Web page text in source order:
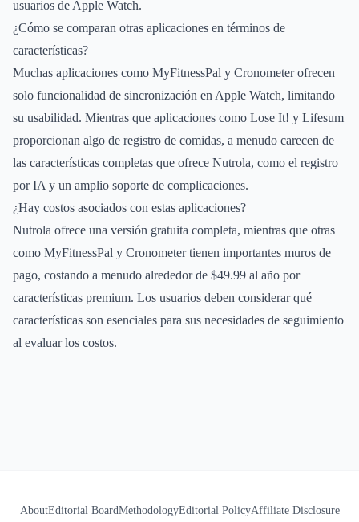
usuarios de Apple Watch.
¿Cómo se comparan otras aplicaciones en términos de
características?
Muchas aplicaciones como MyFitnessPal y Cronometer ofrecen
solo funcionalidad de sincronización en Apple Watch, limitando
su usabilidad. Mientras que aplicaciones como Lose It! y Lifesum
proporcionan algo de registro de comidas, a menudo carecen de
las características completas que ofrece Nutrola, como el registro
por IA y un amplio soporte de complicaciones.
¿Hay costos asociados con estas aplicaciones?
Nutrola ofrece una versión gratuita completa, mientras que otras
como MyFitnessPal y Cronometer tienen importantes muros de
pago, costando a menudo alrededor de $49.99 al año por
características premium. Los usuarios deben considerar qué
características son esenciales para sus necesidades de seguimiento
al evaluar los costos.
AboutEditorial BoardMethodologyEditorial PolicyAffiliate Disclosure